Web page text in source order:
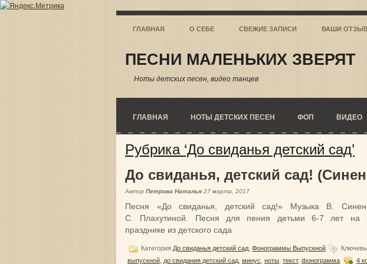
ГЛАВНАЯ О СЕБЕ СВЕЖИЕ ЗАПИСИ ВАШИ
ПЕСНИ МАЛЕНЬКИХ ЗВЕРЯТ
Ноты детских песен, видео танцев
ГЛАВНАЯ НОТЫ ДЕТСКИХ ПЕСЕН ФОП ВИДЕО
Рубрика ‘До свиданья детский сад’
До свиданья, детский сад!
Автор Петрова Наталья 27 марта, 2017
Песня «До свиданья, детский сад!» Музыка В.
С. Плахутиной. Песня для пения детьми 6-7 лет на
празднике из детского сада
Категория До свиданья детский сад Фонограммы Выпускной
выпускной до свидания детский сад минус ноты текст, фонограмма
4